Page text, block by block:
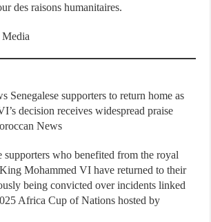
des raisons humanitaires.
Media
Senegalese supporters to return home as
decision receives widespread praise
News
supporters who benefited from the royal
Mohammed VI have returned to their
being convicted over incidents linked
Africa Cup of Nations hosted by